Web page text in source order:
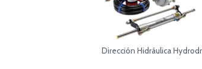
Dirección Hidráulica